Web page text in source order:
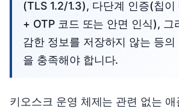
(TLS 1.2/1.3), 다단계 인증(칩이
+ OTP 코드 또는 안면 인식), 그
감한 정보를 저장하지 않는 등
을 충족해야 합니다.
키오스크 운영 체제는 관련 없는